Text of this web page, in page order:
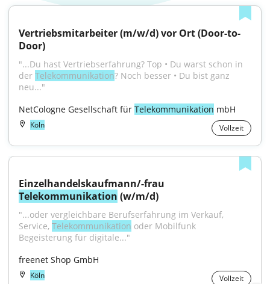
Vertriebsmitarbeiter (m/w/d) vor Ort (Door-to-
Door)
"...Du hast Vertriebserfahrung? Top • Du warst schon in
der Telekommunikation? Noch besser • Du bist ganz
neu..."
NetCologne Gesellschaft für Telekommunikation mbH
Köln Vollzeit
Telekommunikation (w/m/d)
"...oder vergleichbare Berufserfahrung im Verkauf,
Service, Telekommunikation oder Mobilfunk
Begeisterung für digitale..."
freenet Shop GmbH
Köln Vollzeit